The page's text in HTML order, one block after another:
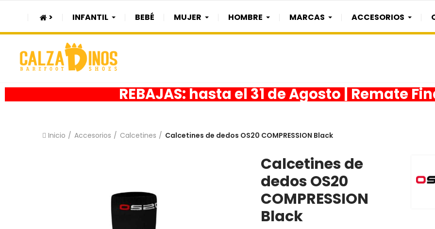
> INFANTIL BEBÉ MUJER HOMBRE MARCAS ACCESORIOS
REBAJAS: hasta el 31 de Agosto | Remate
Inicio Accesorios Calcetines Calcetines de dedos OS20 COMPRESSION Black
Calcetines de
dedos OS20
COMPRESSION
Black